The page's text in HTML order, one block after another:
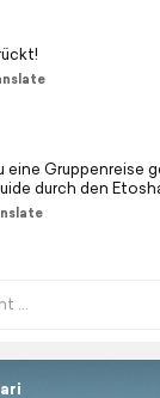
eine Gruppenreise
durch den